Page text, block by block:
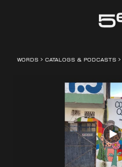
WORDS CATALOGS & PODCASTS